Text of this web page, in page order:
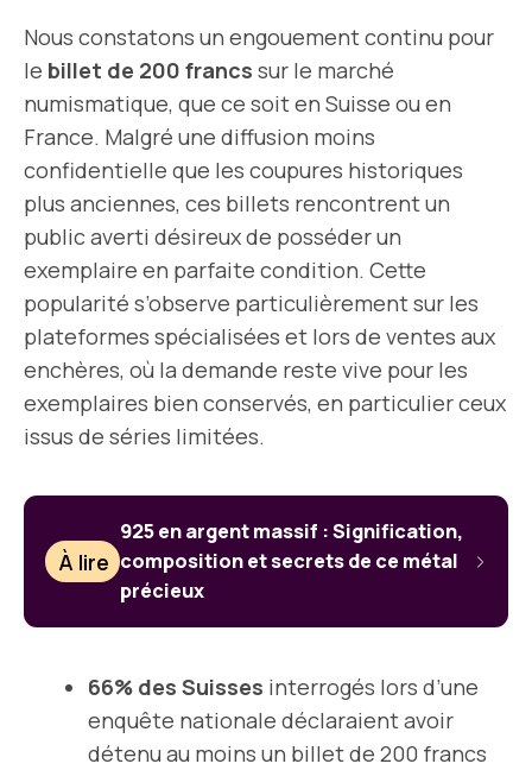
Nous constatons un engouement continu pour
le billet de 200 francs sur le marché
numismatique, que ce soit en Suisse ou en
France. Malgré une diffusion moins
confidentielle que les coupures historiques
plus anciennes, ces billets rencontrent un
public averti désireux de posséder un
exemplaire en parfaite condition. Cette
popularité s’observe particulièrement sur les
plateformes spécialisées et lors de ventes aux
enchères, où la demande reste vive pour les
exemplaires bien conservés, en particulier ceux
issus de séries limitées.
À lire
925 en argent massif : Signification,
composition et secrets de ce métal
précieux
66% des Suisses interrogés lors d’une
enquête nationale déclaraient avoir
détenu au moins un billet de 200 francs